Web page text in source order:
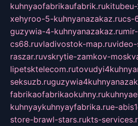
kuhnyaofabrikaufabrik.ru
xehyroo-5-kuhnyanazakaz.rucs-
guzywia-4-kuhnyanazakaz.ru
cs68.ruvladivostok-map.ruvideo-
raszar.ruvskrytie-zamkov-
lipetsktelecom.ru
seksuzb.ru
fabrikaofabrikaokuhny.ru
kuhnyaykuhnyayfabrika.rue-
store-brawl-stars.rukts-